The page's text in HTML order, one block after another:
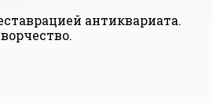
антиквариата.